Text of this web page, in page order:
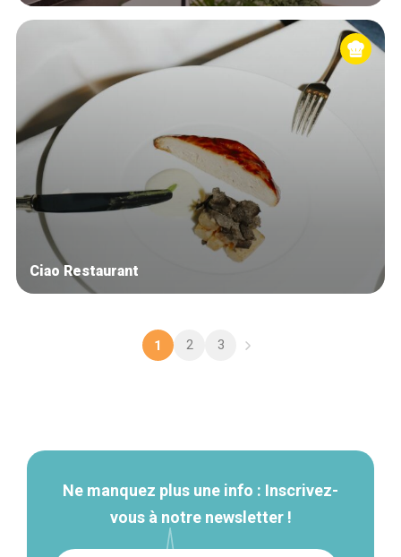
Ciao Restaurant
1 2 3
Ne manquez plus une info : Inscrivez-
vous à notre newsletter !